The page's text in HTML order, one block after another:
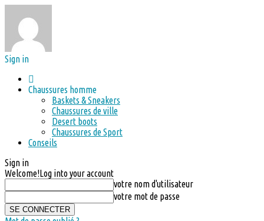
Sign in
Chaussures homme
Baskets & Sneakers
Chaussures de ville
Desert boots
Chaussures de Sport
Conseils
Sign in
Welcome!Log into your account
votre nom d'utilisateur
votre mot de passe